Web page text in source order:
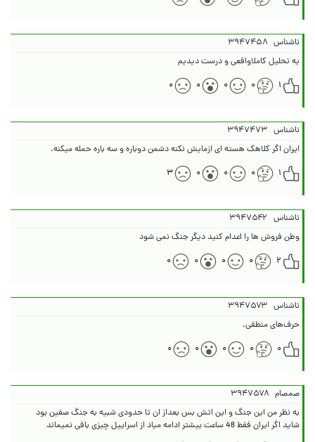
ناشناس ۳۹۴۷۴۵۸
یه تحلیل کاملاواقعی و درست دیدیم
۱
۰ ۰ ۰ ۰
ناشناس ۳۹۴۷۴۷۳
ایران اگر کلاهک هسته ای ازمایش نکنه دشمن دوباره و سه باره حمله میکنه.
۱
۰ ۰ ۰ ۳
ناشناس ۳۹۴۷۵۴۲
وطن فروش ها را اعدام کنید دیگر جنگ نمی شود
۲
۰ ۰ ۰ ۰
ناشناس ۳۹۴۷۵۷۳
حرف‌های منطقی.
۰
۰ ۰ ۰ ۰
صمصام ۳۹۴۷۵۷۸
شاید اگر ایران فقط 48 ساعت بیشتر ادامه میاد از اسراییل چیزی باقی نمیماند